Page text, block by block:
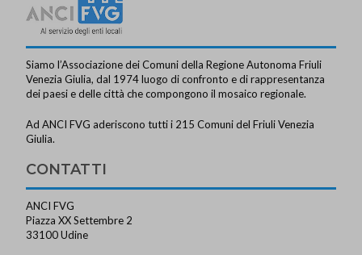
Siamo l’Associazione dei Comuni della Regione Autonoma Friuli
Venezia Giulia, dal 1974 luogo di confronto e di rappresentanza
dei paesi e delle città che compongono il mosaico regionale.
Ad ANCI FVG aderiscono tutti i 215 Comuni del Friuli Venezia
Giulia.
CONTATTI
ANCI FVG
Piazza XX Settembre 2
33100 Udine